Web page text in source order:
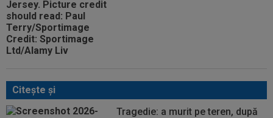
Citeşte şi
Tragedie: a murit pe teren, după